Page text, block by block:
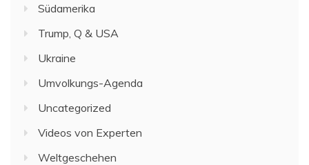
Südamerika
Trump, Q & USA
Ukraine
Umvolkungs-Agenda
Uncategorized
Videos von Experten
Weltgeschehen